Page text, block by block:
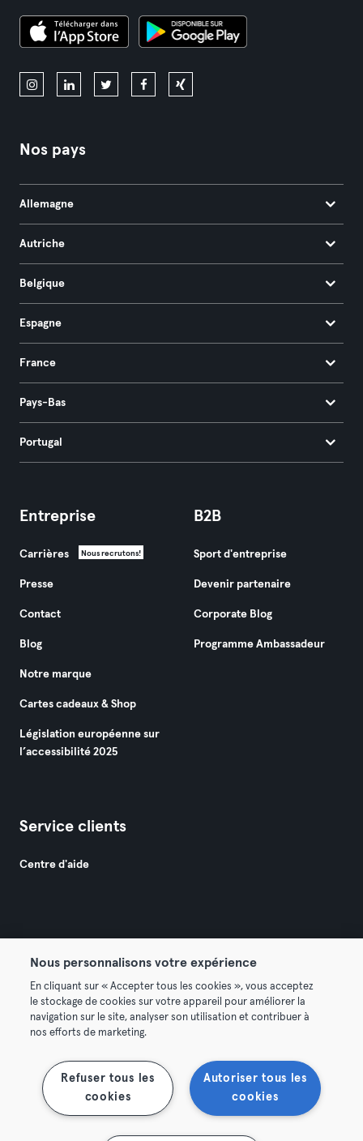
Nos pays
Allemagne
Autriche
Belgique
Espagne
France
Pays-Bas
Portugal
Entreprise
Carrières Nous recrutons!
Presse
Contact
Blog
Notre marque
Cartes cadeaux & Shop
Législation européenne sur
l’accessibilité 2025
B2B
Sport d'entreprise
Devenir partenaire
Corporate Blog
Programme Ambassadeur
Service clients
Centre d'aide
Conditions générales Politique de confidentialité
Mentions légales Résilier les contrats ici
Se rétracter ici
Nous personnalisons votre expérience
En cliquant sur « Accepter tous les cookies », vous acceptez
le stockage de cookies sur votre appareil pour améliorer la
navigation sur le site, analyser son utilisation et contribuer à
nos efforts de marketing.
Autoriser tous les
cookies
Refuser tous les
cookies